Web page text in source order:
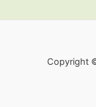
Copyright